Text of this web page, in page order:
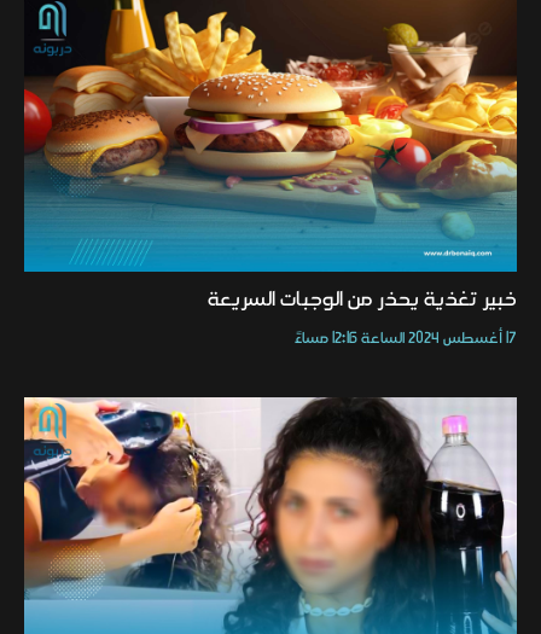
خبير تغذية يحذر من الوجبات السريعة
17 أغسطس 2024 الساعة 12:16 مساءً